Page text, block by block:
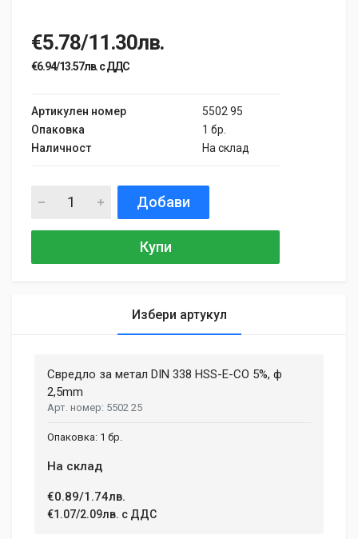
€5.78/11.30лв.
€6.94/13.57лв. с ДДС
Артикулен номер
5502 95
Опаковка
1 бр.
Наличност
На склад
Добави
Купи
Избери артукул
MATERIAL
Aluminium, Plastic
ENGINE TYPE
BATTERY TYPE
Phasellus id mattis nulla. Mauris velit nisi, imperdiet vitae
lacus, at porttitor dui iaculis id. Curabitur imperdiet ultrices
Adam Taylor
12 April, 2018
Свредло за метал DIN 338 HSS-E-CO 5%, ф
2,5mm
5502 25
1 бр.
На склад
€0.89/1.74лв.
€1.07/2.09лв. с ДДС